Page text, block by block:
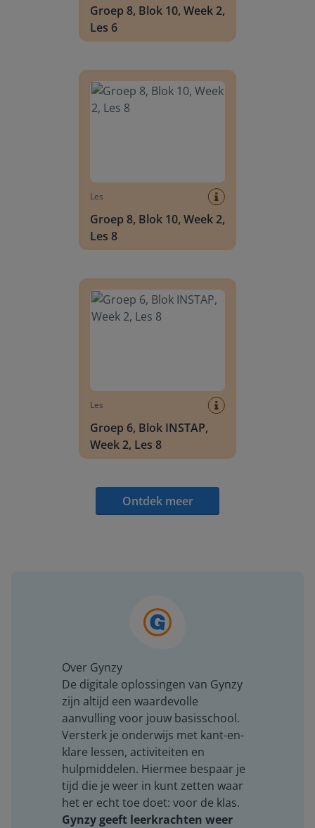
Groep 8, Blok 10, Week 2,
Les 6
Les
Groep 8, Blok 10, Week 2,
Les 8
Les
Groep 6, Blok INSTAP,
Week 2, Les 8
Ontdek meer
Over Gynzy
De digitale oplossingen van Gynzy
zijn altijd een waardevolle
aanvulling voor jouw basisschool.
Versterk je onderwijs met kant-en-
klare lessen, activiteiten en
hulpmiddelen. Hiermee bespaar je
tijd die je weer in kunt zetten waar
het er echt toe doet: voor de klas.
Gynzy geeft leerkrachten weer